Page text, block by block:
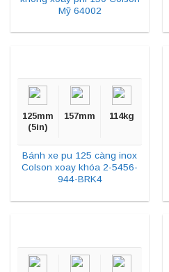
Mỹ 64002
125mm
(5in)
157mm 114kg
Bánh xe pu 125 càng inox
Colson xoay khóa 2-5456-
944-BRK4